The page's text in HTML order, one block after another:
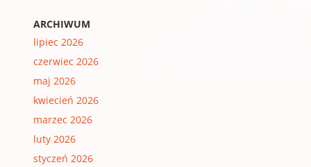
ARCHIWUM
lipiec 2026
czerwiec 2026
maj 2026
kwiecień 2026
marzec 2026
luty 2026
styczeń 2026